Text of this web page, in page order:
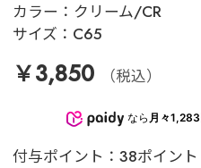
カラー： クリーム/CR
サイズ： C65
￥3,850 （税込）
なら 月々
付与ポイント：38ポイント